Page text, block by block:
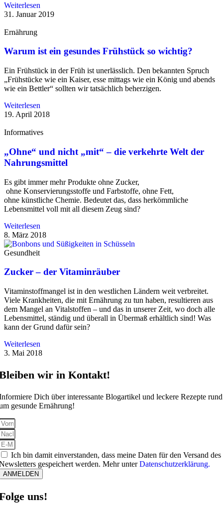
Weiterlesen
31. Januar 2019
Ernährung
Warum ist ein gesundes Frühstück so wichtig?
Ein Frühstück in der Früh ist unerlässlich. Den bekannten Spruch
„Frühstücke wie ein Kaiser, esse mittags wie ein König und abends
wie ein Bettler“ sollten wir tatsächlich beherzigen.
Weiterlesen
19. April 2018
Informatives
„Ohne“ und nicht „mit“ – die verkehrte Welt der
Nahrungsmittel
Es gibt immer mehr Produkte ohne Zucker,
ohne Konservierungsstoffe und Farbstoffe, ohne Fett,
ohne künstliche Chemie. Bedeutet das, dass herkömmliche
Lebensmittel voll mit all diesem Zeug sind?
Weiterlesen
8. März 2018
Gesundheit
Zucker – der Vitaminräuber
Vitaminstoffmangel ist in den westlichen Ländern weit verbreitet.
Viele Krankheiten, die mit Ernährung zu tun haben, resultieren aus
dem Mangel an Vitalstoffen – und das in unserer Zeit, wo doch alle
Lebensmittel, ständig und überall in Übermaß erhältlich sind! Was
kann der Grund dafür sein?
Weiterlesen
3. Mai 2018
wir in Kontakt!
Dich über interessante Blogartikel und leckere Rezepte rund
gesunde Ernährung!
Ich bin damit einverstanden, dass meine Daten für den Versand des
gespeichert werden. Mehr unterDatenschutzerklärung.
ANMELDEN
uns!